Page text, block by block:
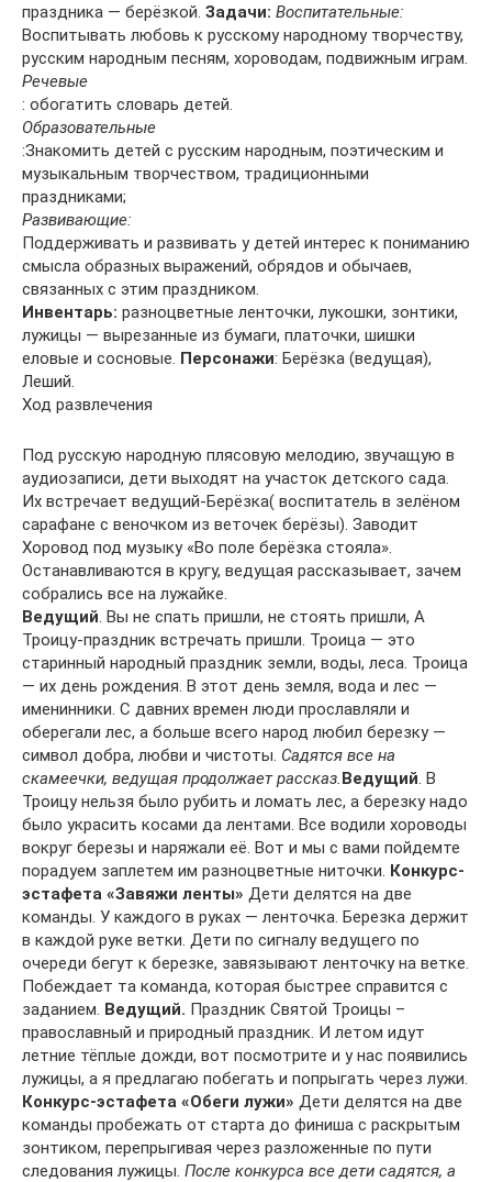
праздника — берёзкой. Задачи: Воспитательные:
Воспитывать любовь к русскому народному творчеству,
русским народным песням, хороводам, подвижным играм.
Речевые
: обогатить словарь детей.
Образовательные
:Знакомить детей с русским народным, поэтическим и
музыкальным творчеством, традиционными
праздниками;
Развивающие:
Поддерживать и развивать у детей интерес к пониманию
смысла образных выражений, обрядов и обычаев,
связанных с этим праздником.
Инвентарь: разноцветные ленточки, лукошки, зонтики,
лужицы — вырезанные из бумаги, платочки, шишки
еловые и сосновые. Персонажи: Берёзка (ведущая),
Леший.
Ход развлечения
Под русскую народную плясовую мелодию, звучащую в
аудиозаписи, дети выходят на участок детского сада.
Их встречает ведущий-Берёзка( воспитатель в зелёном
сарафане с веночком из веточек берёзы). Заводит
Хоровод под музыку «Во поле берёзка стояла».
Останавливаются в кругу, ведущая рассказывает, зачем
собрались все на лужайке.
Ведущий. Вы не спать пришли, не стоять пришли, А
Троицу-праздник встречать пришли. Троица — это
старинный народный праздник земли, воды, леса. Троица
— их день рождения. В этот день земля, вода и лес —
именинники. С давних времен люди прославляли и
оберегали лес, а больше всего народ любил березку —
символ добра, любви и чистоты. Садятся все на
скамеечки, ведущая продолжает рассказ.Ведущий. В
Троицу нельзя было рубить и ломать лес, а березку надо
было украсить косами да лентами. Все водили хороводы
вокруг березы и наряжали её. Вот и мы с вами пойдемте
порадуем заплетем им разноцветные ниточки. Конкурс-
эстафета «Завяжи ленты» Дети делятся на две
команды. У каждого в руках — ленточка. Березка держит
в каждой руке ветки. Дети по сигналу ведущего по
очереди бегут к березке, завязывают ленточку на ветке.
Побеждает та команда, которая быстрее справится с
заданием. Ведущий. Праздник Святой Троицы –
православный и природный праздник. И летом идут
летние тёплые дожди, вот посмотрите и у нас появились
лужицы, а я предлагаю побегать и попрыгать через лужи.
Конкурс-эстафета «Обеги лужи» Дети делятся на две
команды пробежать от старта до финиша с раскрытым
зонтиком, перепрыгивая через разложенные по пути
следования лужицы. После конкурса все дети садятся, а